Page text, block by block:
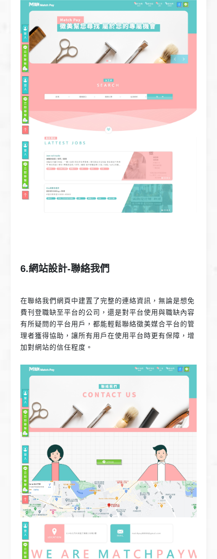
6.網站設計-聯絡我們
在聯絡我們網頁中建置了完整的連絡資訊，無論是想免
費刊登職缺至平台的公司，還是對平台使用與職缺內容
有所疑問的平台用戶，都能輕鬆聯絡徵美媒合平台的管
理者獲得協助，讓所有用戶在使用平台時更有保障，增
加對網站的信任程度。